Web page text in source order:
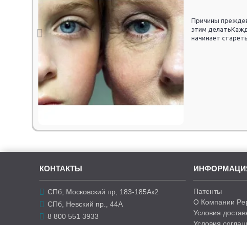
Причины
этим
начинает
КОНТАКТЫ
СПб, Московский пр, 183-185Ак2
СПб, Невский пр., 44А
8 800 551 3933
Патенты
О Компании
Условия
Условия